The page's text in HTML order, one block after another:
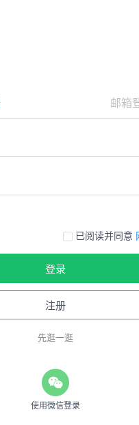
邮箱
已阅读并同意
登录
注册
先逛一逛
使用微信登录